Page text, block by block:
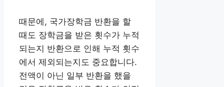
때문에, 국가장학금 반환을 할
때도 장학금을 받은 횟수가 누적
되는지 반환으로 인해 누적 횟수
에서 제외되는지도 중요합니다.
전액이 아닌 일부 반환을 했을